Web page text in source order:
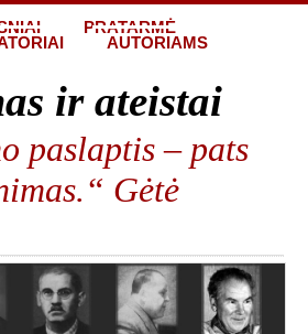
PRATARMĖ
AUTORIAMS
ir ateistai
paslaptis – pats
Gėtė